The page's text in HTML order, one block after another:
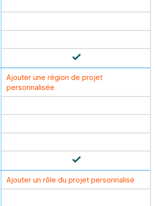
Ajouter une région de projet
personnalisée
Ajouter un rôle du projet personnalisé